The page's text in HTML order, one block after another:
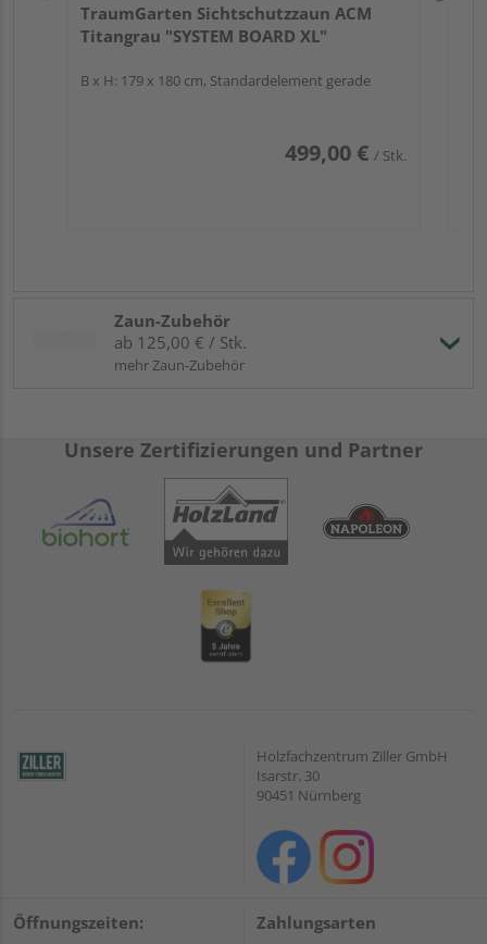
TraumGarten Sichtschutzzaun ACM
Titangrau "SYSTEM BOARD XL"
B x H: 179 x 180 cm, Standardelement gerade
499,00 € / Stk.
Zaun-Zubehör
ab 125,00 € / Stk.
mehr Zaun-Zubehör
Unsere Zertifizierungen und Partner
Holzfachzentrum Ziller GmbH
Isarstr. 30
90451 Nürnberg
Öffnungszeiten: Zahlungsarten